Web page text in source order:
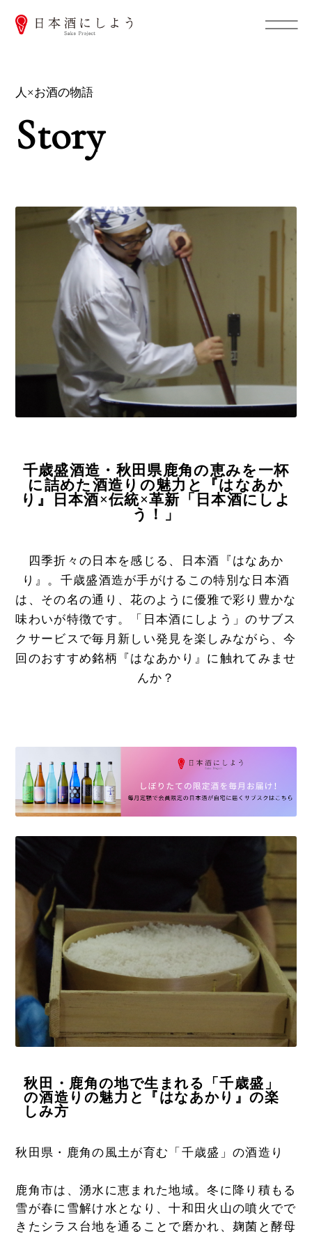
人×お酒の物語
Story
千歳盛酒造・秋田県鹿角の恵みを一杯
に詰めた酒造りの魅力と『はなあか
り』日本酒×伝統×革新「日本酒にしよ
う！」
四季折々の日本を感じる、日本酒『はなあか
り』。千歳盛酒造が手がけるこの特別な日本酒
は、その名の通り、花のように優雅で彩り豊かな
味わいが特徴です。「日本酒にしよう」のサブス
クサービスで毎月新しい発見を楽しみながら、今
回のおすすめ銘柄『はなあかり』に触れてみませ
んか？
秋田・鹿角の地で生まれる「千歳盛」
の酒造りの魅力と『はなあかり』の楽
しみ方
秋田県・鹿角の風土が育む「千歳盛」の酒造り
鹿角市は、湧水に恵まれた地域。冬に降り積もる
雪が春に雪解け水となり、十和田火山の噴火でで
きたシラス台地を通ることで磨かれ、麹菌と酵母